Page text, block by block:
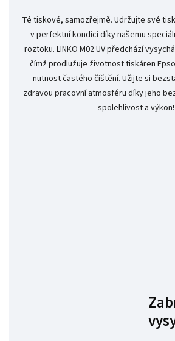
Té tiskové, samozřejmě. Udržujte své
v perfektní kondici díky našemu
roztoku. LINKO M02 UV předchází
čímž prodlužuje životnost tiskáren
nutnost častého čištění. Užijte si
zdravou pracovní atmosféru díky jeho
spolehlivost a výkon!